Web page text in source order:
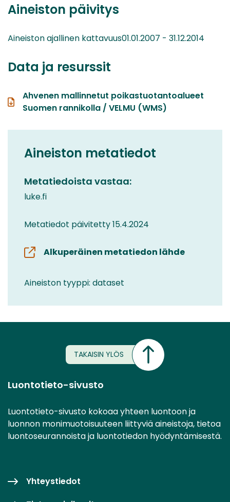
Aineiston päivitys
Aineiston ajallinen kattavuus01.01.2007 - 31.12.2014
Data ja resurssit
Ahvenen mallinnetut poikastuotantoalueet
Suomen rannikolla / VELMU (WMS)
Aineiston metatiedot
Metatiedoista vastaa:
luke.fi
Metatiedot päivitetty 15.4.2024
Alkuperäinen metatiedon lähde
Aineiston tyyppi: dataset
TAKAISIN YLÖS
Luontotieto-sivusto
Luontotieto-sivusto kokoaa yhteen luontoon ja
luonnon monimuotoisuuteen liittyviä aineistoja, tietoa
luontoseurannoista ja luontotiedon hyödyntämisestä.
Yhteystiedot